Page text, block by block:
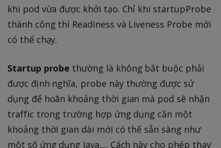
khi pod vừa được khởi tạo. Chỉ khi startupProbe
thành công thì Readiness và Liveness Probe mới
có thể chạy.
Startup probe thường là không bắt buộc phải
được định nghĩa, probe này thường được sử
dụng để hoãn khoảng thời gian mà pod sẽ nhận
traffic trong trường hợp ứng dụng cần một
khoảng thời gian dài mới có thể sẵn sàng như
một số ứng dụng Java,... Cách này cho phép thay